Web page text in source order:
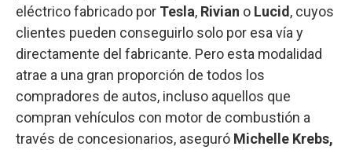
eléctrico fabricado por Tesla, Rivian o Lucid, cuyos
clientes pueden conseguirlo solo por esa vía y
directamente del fabricante. Pero esta modalidad
atrae a una gran proporción de todos los
compradores de autos, incluso aquellos que
compran vehículos con motor de combustión a
través de concesionarios, aseguró Michelle Krebs,